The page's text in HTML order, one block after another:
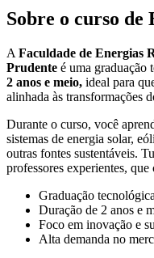
Sobre o curso de
A Faculdade de Energias
Prudente é uma graduação
2 anos e meio, ideal para
alinhada às transformações
Durante o curso, você
sistemas de energia solar,
outras fontes sustentáveis.
professores experientes,
Graduação
Duração de 2 anos e
Foco em inovação e
Alta demanda no